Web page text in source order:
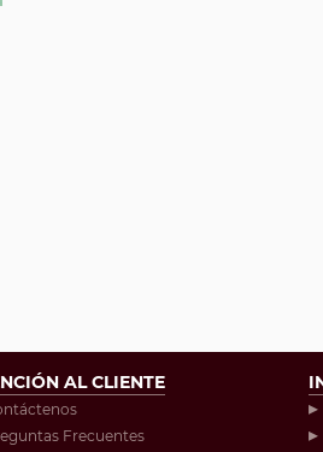
AL CLIENTE
Frecuentes